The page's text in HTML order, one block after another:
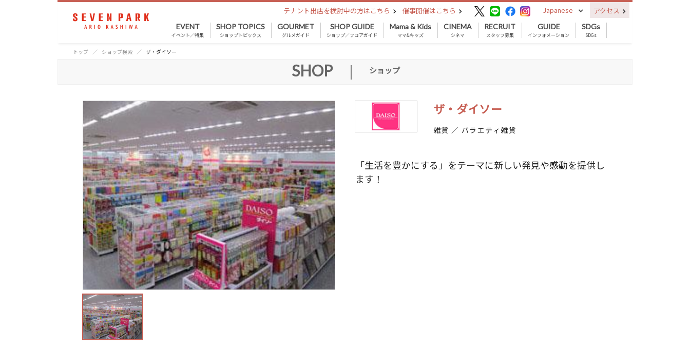
テナント出店を検討中の方はこちら 催事開催はこちら Japanese アクセス
EVENT
イベント／特集
SHOP TOPICS
ショップトピックス
GOURMET
グルメガイド
SHOP GUIDE
ショップ／フロアガイド
Mama & Kids
ママ&キッズ
CINEMA
シネマ
RECRUIT
スタッフ募集
GUIDE
インフォメーション
SDGs
SDGs
トップ ショップ検索 ザ・ダイソー
SHOP | ショップ
ザ・ダイソー
雑貨 ／ バラエティ雑貨
「生活を豊かにする」をテーマに新しい発見や感動を提供し
ます！